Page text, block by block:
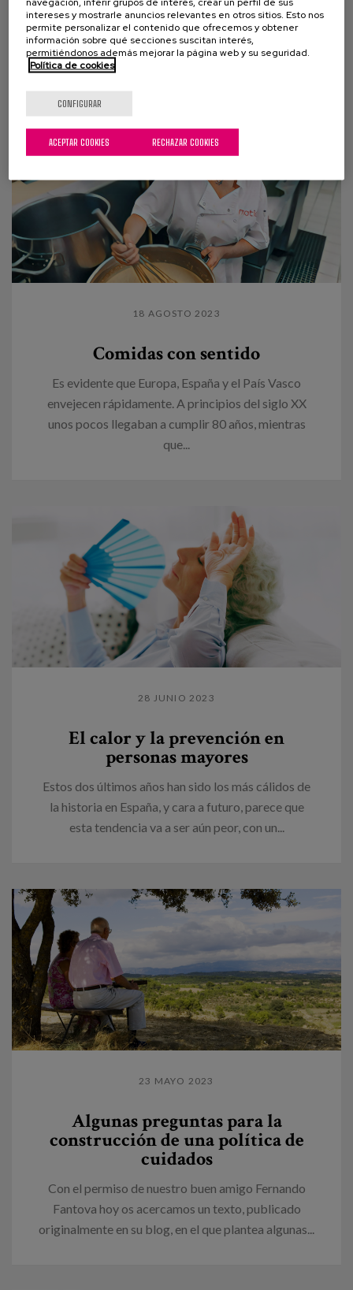
El 14 de octubre se celebra el Día Mundial de los
Cuidados Paliativos, una fecha que nos brinda la
oportunidad de poner en valor un área de la...
18 AGOSTO 2023
Comidas con sentido
Es evidente que Europa, España y el País Vasco
envejecen rápidamente. A principios del siglo XX
unos pocos llegaban a cumplir 80 años, mientras
que...
28 JUNIO 2023
El calor y la prevención en
personas mayores
Estos dos últimos años han sido los más cálidos de
la historia en España, y cara a futuro, parece que
esta tendencia va a ser aún peor, con un...
23 MAYO 2023
Algunas preguntas para la
construcción de una política de
cuidados
Con el permiso de nuestro buen amigo Fernando
Fantova hoy os acercamos un texto, publicado
originalmente en su blog, en el que plantea algunas...
intereses y mostrarle anuncios relevantes en otros sitios. Esto nos
permite personalizar el contenido que ofrecemos y obtener
información sobre qué secciones suscitan interés,
permitiéndonos además mejorar la página web y su seguridad.
Política de cookies
CONFIGURAR
RECHAZAR COOKIES
ACEPTAR COOKIES